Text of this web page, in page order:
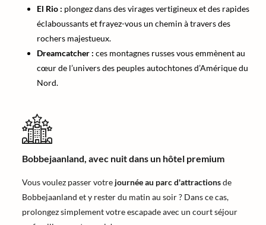
El Rio : plongez dans des virages vertigineux et des rapides
éclaboussants et frayez-vous un chemin à travers des
rochers majestueux.
Dreamcatcher : ces montagnes russes vous emmènent au
cœur de l’univers des peuples autochtones d’Amérique du
Nord.
Bobbejaanland, avec nuit dans un hôtel premium
Vous voulez passer votre journée au parc d'attractionsde
Bobbejaanland et y rester du matin au soir ? Dans ce cas,
prolongez simplement votre escapade avec un court séjour